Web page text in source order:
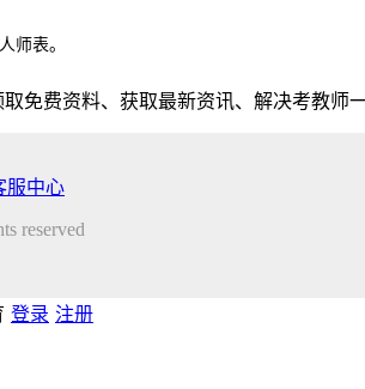
师表。
取免费资料、获取最新资讯、解决考教师
服中心
reserved
登录 注册